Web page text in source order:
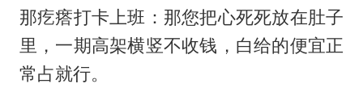
那疙瘩打卡上班：那您把心死死放在肚子
里，一期高架横竖不收钱，白给的便宜正
常占就行。